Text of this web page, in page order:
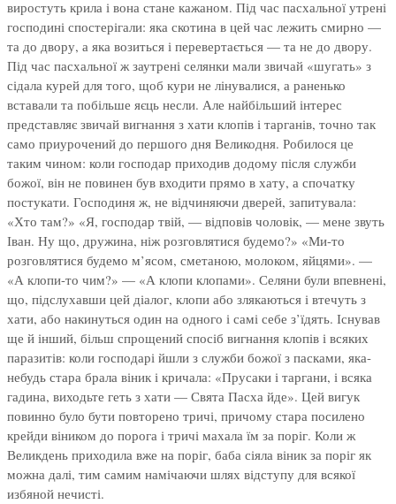
виростуть крила і вона стане кажаном. Під час пасхальної утрені
господині спостерігали: яка скотина в цей час лежить смирно —
та до двору, а яка возиться і перевертається — та не до двору.
Під час пасхальної ж заутрені селянки мали звичай «шугать» з
сідала курей для того, щоб кури не лінувалися, а раненько
вставали та побільше яєць несли. Але найбільший інтерес
представляє звичай вигнання з хати клопів і тарганів, точно так
само приурочений до першого дня Великодня. Робилося це
таким чином: коли господар приходив додому після служби
божої, він не повинен був входити прямо в хату, а спочатку
постукати. Господиня ж, не відчиняючи дверей, запитувала:
«Хто там?» «Я, господар твій, — відповів чоловік, — мене звуть
Іван. Ну що, дружина, ніж розговлятися будемо?» «Ми-то
розговлятися будемо м’ясом, сметаною, молоком, яйцями». —
«А клопи-то чим?» — «А клопи клопами». Селяни були впевнені,
що, підслухавши цей діалог, клопи або злякаються і втечуть з
хати, або накинуться один на одного і самі себе з’їдять. Існував
ще й інший, більш спрощений спосіб вигнання клопів і всяких
паразитів: коли господарі йшли з служби божої з пасками, яка-
небудь стара брала віник і кричала: «Прусаки і таргани, і всяка
гадина, виходьте геть з хати — Свята Пасха йде». Цей вигук
повинно було бути повторено тричі, причому стара посилено
крейди віником до порога і тричі махала їм за поріг. Коли ж
Великдень приходила вже на поріг, баба сіяла віник за поріг як
можна далі, тим самим намічаючи шлях відступу для всякої
избяной нечисті.